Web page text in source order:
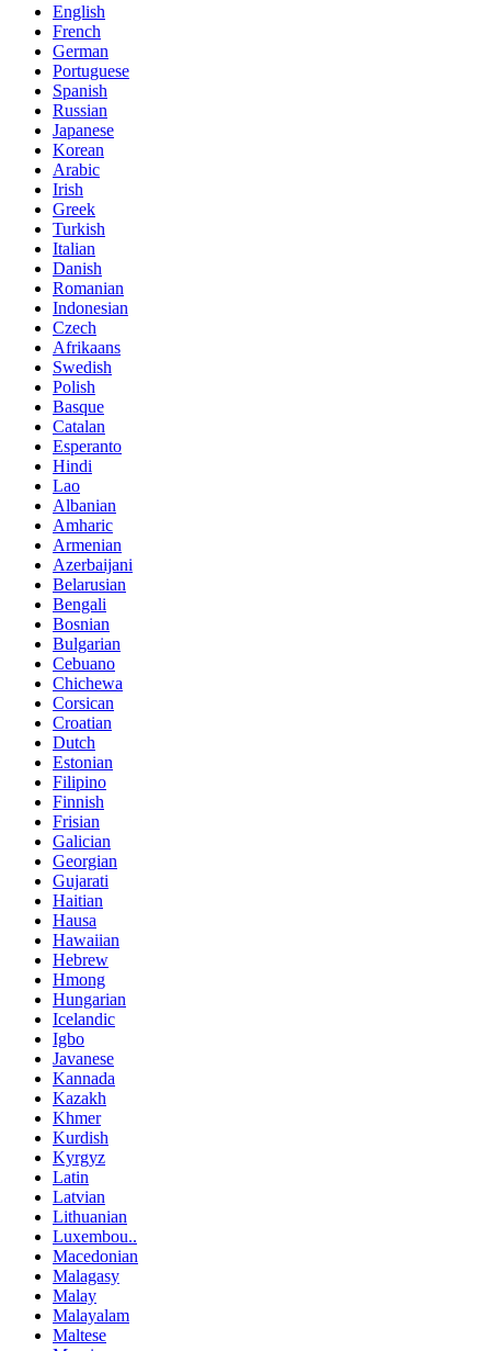
English
French
German
Portuguese
Spanish
Russian
Japanese
Korean
Arabic
Irish
Greek
Turkish
Italian
Danish
Romanian
Indonesian
Czech
Afrikaans
Swedish
Polish
Basque
Catalan
Esperanto
Hindi
Lao
Albanian
Amharic
Armenian
Azerbaijani
Belarusian
Bengali
Bosnian
Bulgarian
Cebuano
Chichewa
Corsican
Croatian
Dutch
Estonian
Filipino
Finnish
Frisian
Galician
Georgian
Gujarati
Haitian
Hausa
Hawaiian
Hebrew
Hmong
Hungarian
Icelandic
Igbo
Javanese
Kannada
Kazakh
Khmer
Kurdish
Kyrgyz
Latin
Latvian
Lithuanian
Luxembou..
Macedonian
Malagasy
Malay
Malayalam
Maltese